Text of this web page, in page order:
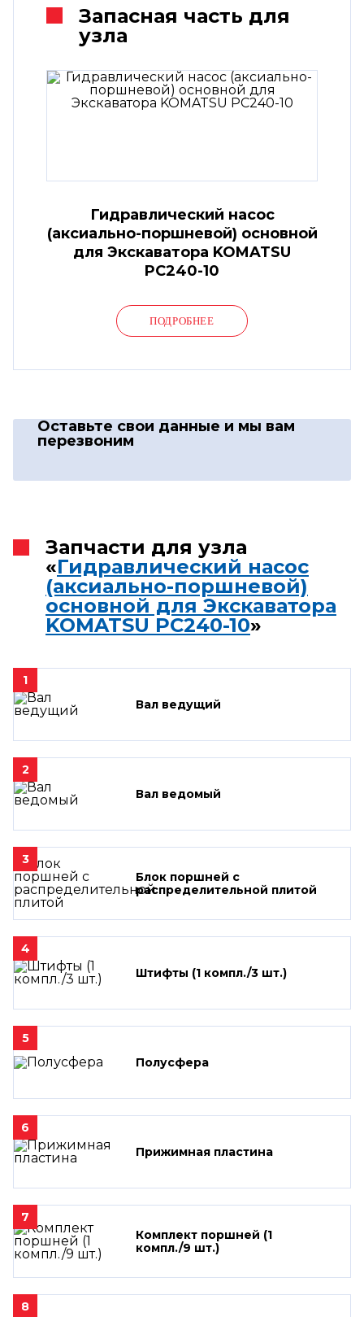
Запасная часть для
узла
Гидравлический насос
(аксиально-поршневой) основной
для Экскаватора KOMATSU
PC240-10
ПОДРОБНЕЕ
Оставьте свои данные и мы вам
перезвоним
Запчасти для узла
«Гидравлический насос
(аксиально-поршневой)
основной для Экскаватора
KOMATSU PC240-10»
1
Вал ведущий
2
Вал ведомый
3
Блок поршней c
распределительной плитой
4
Штифты (1 компл./3 шт.)
5
Полусфера
6
Прижимная пластина
7
Комплект поршней (1
компл./9 шт.)
8